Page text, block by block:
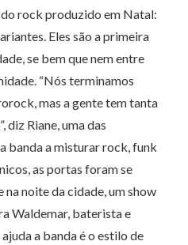
rock produzido em Natal:
Eles são a primeira
se bem que nem entre
“Nós terminamos
mas a gente tem tanta
Riane, uma das
banda a misturar rock, funk
as portas foram se
noite da cidade, um show
Waldemar, baterista e
a banda é o estilo de